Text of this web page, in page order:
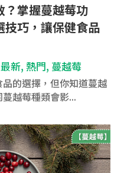
？掌握蔓越莓功
技巧，讓保健食品
最新, 熱門, 蔓越莓
的選擇，但你知道蔓越
越莓種類會影...